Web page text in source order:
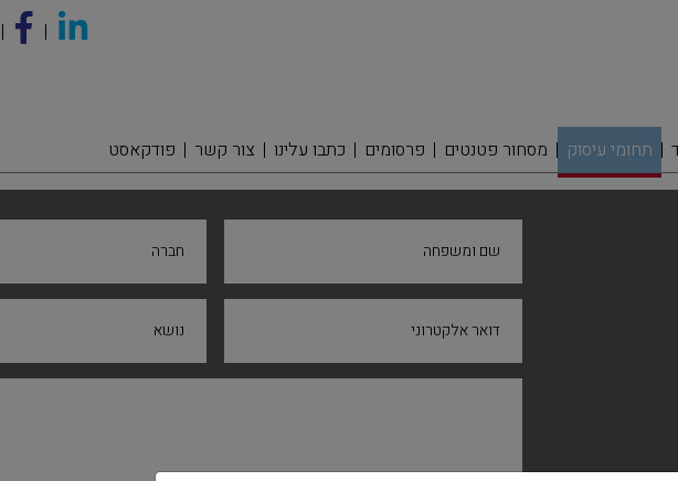
תחומי עיסוק מסחור פטנטים פרסומים כתבו עלינו צור קשר פודקאסט
שם ומשפחה חברה
דואר אלקטרוני נושא